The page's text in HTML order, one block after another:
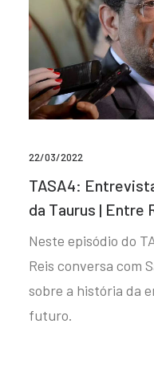
22/03/2022
TASA4:
da Taurus | Entre
Neste episódio do
Reis conversa com
sobre a história da
futuro.